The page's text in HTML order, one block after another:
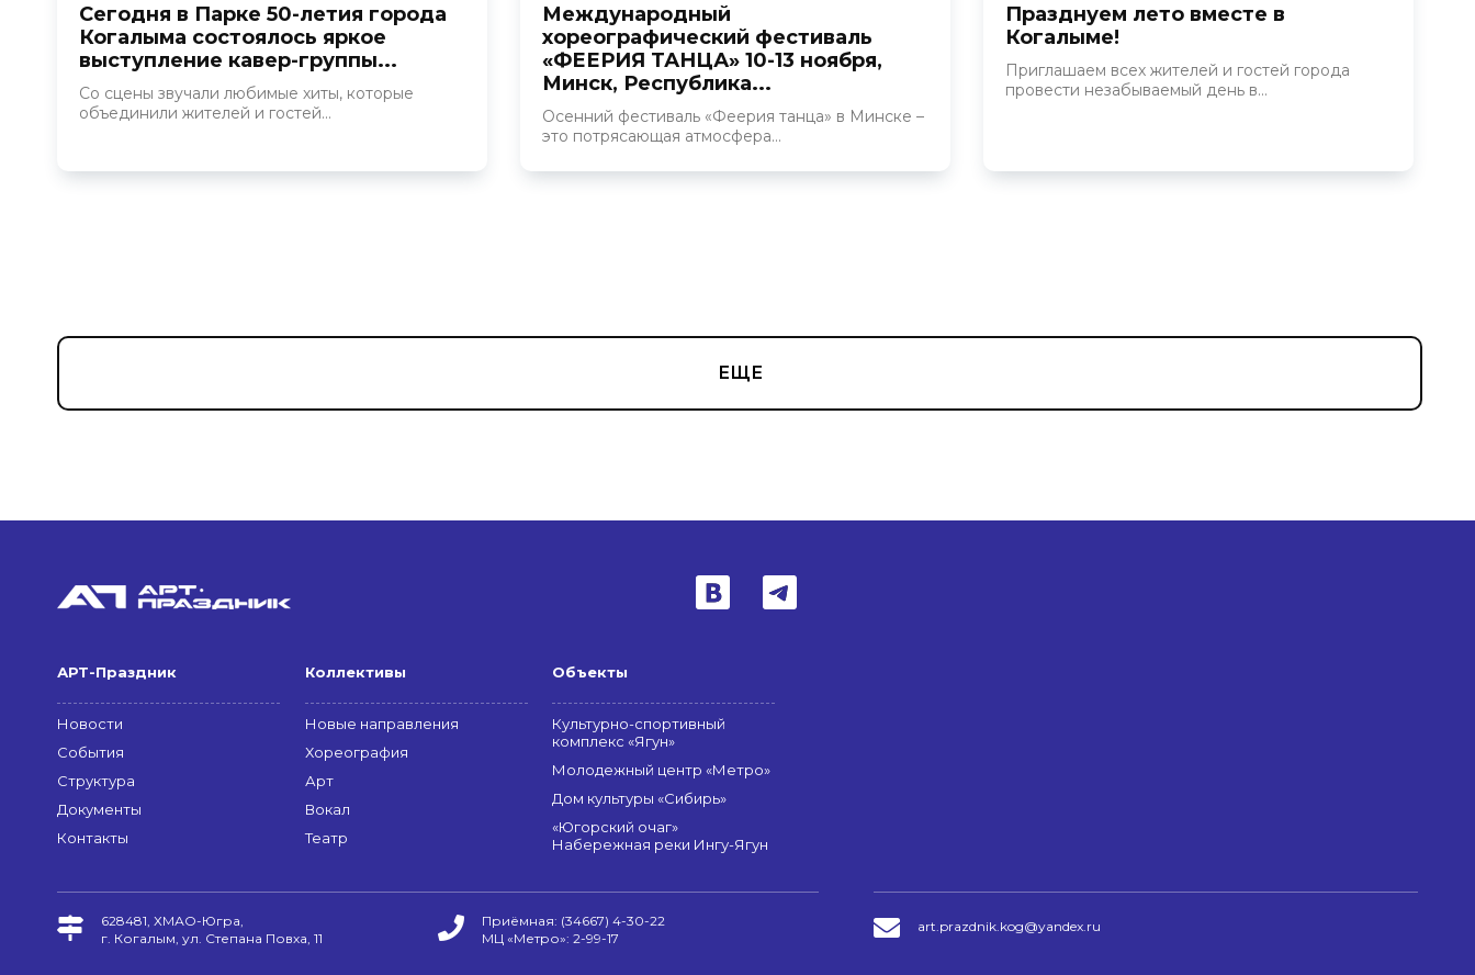
Сегодня в Парке 50-летия города
Когалыма состоялось яркое
выступление кавер-группы...
Со сцены звучали любимые хиты, которые
объединили жителей и гостей...
Международный
хореографический фестиваль
«ФЕЕРИЯ ТАНЦА» 10-13 ноября,
Минск, Республика...
Осенний фестиваль «Феерия танца» в Минске –
это потрясающая атмосфера...
Празднуем лето вместе в
Когалыме!
Приглашаем всех жителей и гостей города
провести незабываемый день в...
ЕЩЕ
АРТ-Праздник
Новости
События
Структура
Документы
Контакты
Коллективы
Новые направления
Хореография
Арт
Вокал
Театр
Объекты
Культурно-спортивный
комплекс «Ягун»
Молодежный центр «Метро»
Дом культуры «Сибирь»
«Югорский очаг»
Набережная реки Ингу-Ягун
628481, ХМАО-Югра,
г. Когалым, ул. Степана Повха, 11
Приёмная: (34667) 4-30-22
МЦ «Метро»:2-99-17
art.prazdnik.kog@yandex.ru